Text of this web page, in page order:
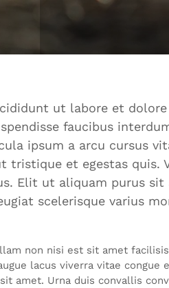
ut labore et dolore
faucibus
ipsum a arcu cursus
tristique et egestas quis.
Elit ut aliquam purus
scelerisque varius
non nisi est sit amet
lacus viverra vitae congue
amet. Urna duis convallis